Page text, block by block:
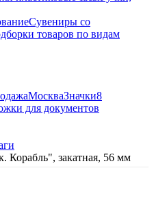
Сувениры со
товаров по видам
МоскваЗначки8
для документов
Корабль", закатная, 56 мм